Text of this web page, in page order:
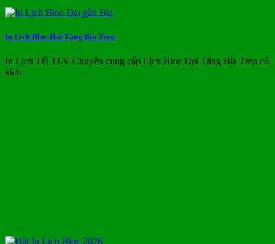
In Lịch Bloc Đại Tặng Bìa Treo
In Lịch Tết TLV Chuyên cung cấp Lịch Bloc Đại Tặng Bìa Treo có
kích